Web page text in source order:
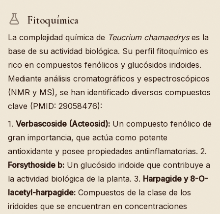
Fitoquímica
La complejidad química de Teucrium chamaedryses la
base de su actividad biológica. Su perfil fitoquímico es
rico en compuestos fenólicos y glucósidos iridoides.
Mediante análisis cromatográficos y espectroscópicos
(NMR y MS), se han identificado diversos compuestos
clave (PMID: 29058476):
1. Verbascoside (Acteosid): Un compuesto fenólico de
gran importancia, que actúa como potente
antioxidante y posee propiedades antiinflamatorias. 2.
Forsythoside b: Un glucósido iridoide que contribuye a
la actividad biológica de la planta. 3. Harpagide y 8-O-
lacetyl-harpagide: Compuestos de la clase de los
iridoides que se encuentran en concentraciones